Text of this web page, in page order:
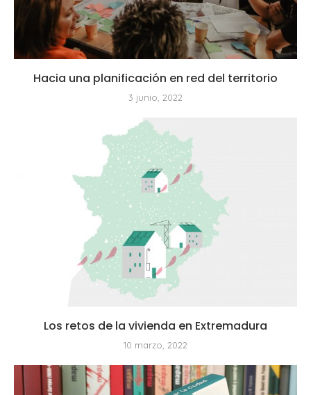
Hacia una planificación en red del territorio
3 junio, 2022
Los retos de la vivienda en Extremadura
10 marzo, 2022